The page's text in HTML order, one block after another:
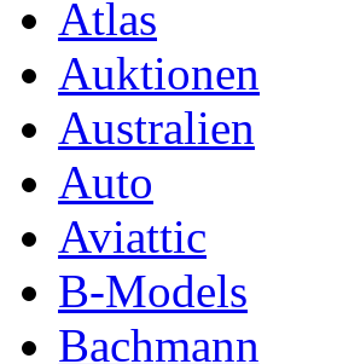
Atlas
Auktionen
Australien
Auto
Aviattic
B-Models
Bachmann